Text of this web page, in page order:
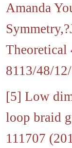
Amanda
Theoretical
8113/48/
[5] Low
loop braid
111707